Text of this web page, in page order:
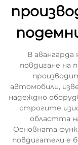
В
повдигане на
автомобили,
надеждно
строгите
областта
Основната
повдигатели е